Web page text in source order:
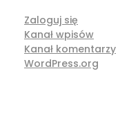
Zaloguj się
Kanał wpisów
Kanał komentarzy
WordPress.org